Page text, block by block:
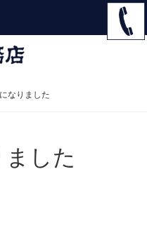
なりました
した